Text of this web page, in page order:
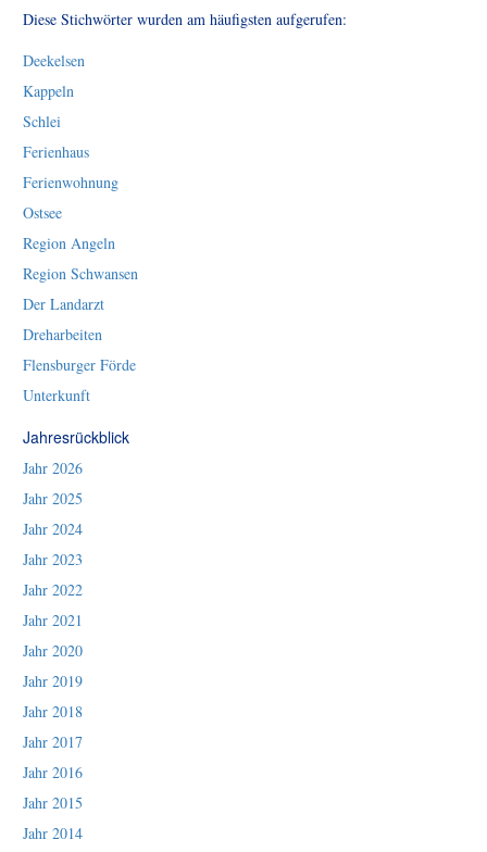
Diese Stichwörter wurden am häufigsten aufgerufen:
Deekelsen
Kappeln
Schlei
Ferienhaus
Ferienwohnung
Ostsee
Region Angeln
Region Schwansen
Der Landarzt
Dreharbeiten
Flensburger Förde
Unterkunft
Jahresrückblick
Jahr 2026
Jahr 2025
Jahr 2024
Jahr 2023
Jahr 2022
Jahr 2021
Jahr 2020
Jahr 2019
Jahr 2018
Jahr 2017
Jahr 2016
Jahr 2015
Jahr 2014